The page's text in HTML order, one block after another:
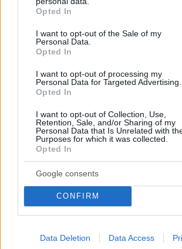
grant or deny consent to Google and its
use your data for below specified purposes
consent section.
Opted In
I want to opt-out of the Sale of my
Personal Data.
Opted In
I want to opt-out of processing my
Personal Data for Targeted Advertising.
Opted In
I want to opt-out of Collection, Use,
Retention, Sale, and/or Sharing of my
Personal Data that Is Unrelated with
Purposes for which it was collected.
Opted In
Google consents
CONFIRM
Data Deletion Data Access
επίθεσης μαέστρου σε 26χρονη
«Σιγά-σιγά θα το ξεπεράσεις» της
μπάντα της
07.08.2026, 07:16